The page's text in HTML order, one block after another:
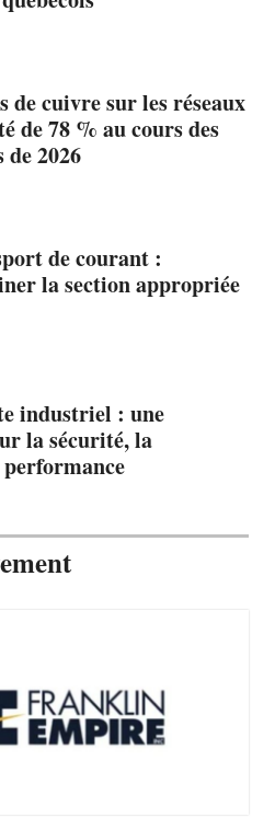
de cuivre sur les réseaux
de 78 % au cours des
2026
de courant :
la section appropriée
industriel : une
la sécurité, la